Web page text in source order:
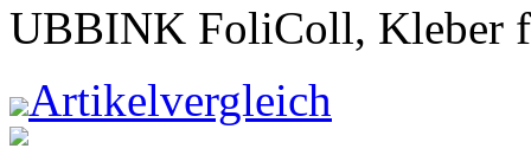
UBBINK FoliColl, Kleber
Artikelvergleich